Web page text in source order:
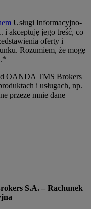
Usługi Informacyjno-
akceptuję jego treść, co
oferty i
Rozumiem, że mogę
OANDA TMS Brokers
i usługach, np.
przeze mnie dane
S.A. – Rachunek